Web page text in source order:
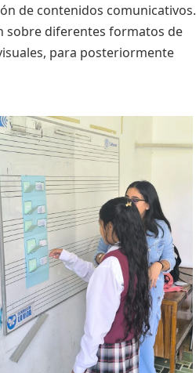
de contenidos comunicativos.
sobre diferentes formatos de
para posteriormente